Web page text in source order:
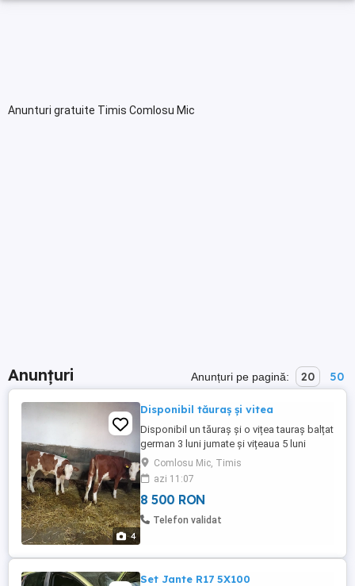
Anunturi gratuite Timis Comlosu Mic
Anunțuri Anunțuri pe pagină: 20 50
4
Disponibil tăuraș și vitea
Disponibil un tăuraș și o vițea tauraș balțat
german 3 luni jumate și vițeaua 5 luni
jumate bălțată german se vinde la pachet
mai multe detalii la nu răspund la mesaje
Comlosu Mic, Timis
azi 11:07
8 500 RON
Telefon validat
Set Jante R17 5X100